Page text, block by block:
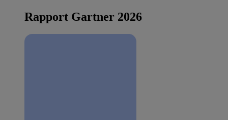
Rapport Gartner 2026